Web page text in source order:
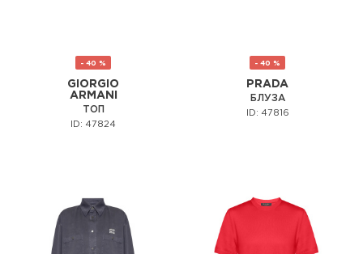
- 40 %
GIORGIO
ARMANI
ТОП
ID: 47824
- 40 %
PRADA
БЛУЗА
ID: 47816